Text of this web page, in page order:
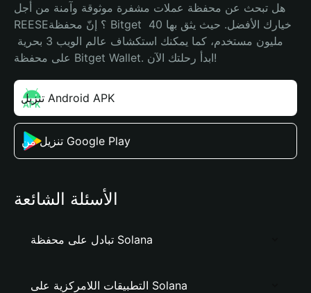
هل تبحث عن محفظة عملات مشفرة موثوقة وآمنة من أجل
REESE؟ إنّ محفظة Bitget خيارك الأفضل. حيث يثق بها 40
على محفظة Bitget Wallet. ابدأ رحلتك الآن!
تنزيل Android APK
تنزيل من Google Play
الأسئلة الشائعة
تبادل على محفظة Solana
التطبيقات اللامركزية على Solana